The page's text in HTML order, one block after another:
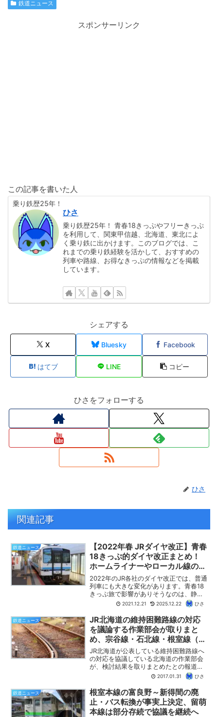
鉄道ニュース
スポンサーリンク
この記事を書いた人
乗り鉄歴25年！
ひさ
乗り鉄歴25年！ 青春18きっぷやフリーきっぷ
を利用して、関東甲信越、北海道、東北によ
く乗り鉄に出かけます。このブログでは、こ
れまでの乗り鉄経験を活かして、おすすめの
列車や路線、お得なきっぷの情報などを掲載
しています。
シェアする
X Bluesky Facebook
はてブ LINE コピー
ひさをフォローする
ひさ
関連記事
鉄道ニュース
【2022年春 JRダイヤ改正】青春
18きっぷ的ダイヤ改正まとめ！
ホームライナーやローカル線の快
速・普通列車の減便多数、幹線も
乗り継ぎに注意が必要です！
2022年のJR各社のダイヤ改正では、普通
列車にも大きな変化があります。青春18
きっぷ旅で影響がありそうなのは、静岡
地区のホームライナーの土休日運転取り
やめ、指定席のある快速列車の廃止、そ
れに、東海道本線・山陽本線の幹線区間
での減便です。こ...
2021.12.21 2025.12.22 ひさ
鉄道ニュース
JR北海道の維持困難路線の対応
を議論する作業部会が取りまと
め、宗谷線・石北線・根室線（釧
路～根室）は優先的に維持か？
JR北海道が公表している維持困難路線へ
の対応を協議している北海道の作業部会
が、検討結果を取りまとめたとの報道が
ありました。その中で、維持困難路線の
13線区を６つに分類し、それぞれについ
て課題や検討方針をまとめたようです。
維持困難路線を６つに...
2017.01.31 ひさ
鉄道ニュース
根室本線の富良野～新得間の廃
止・バス転換が事実上決定、留萌
本線は部分存続で協議を継続へ